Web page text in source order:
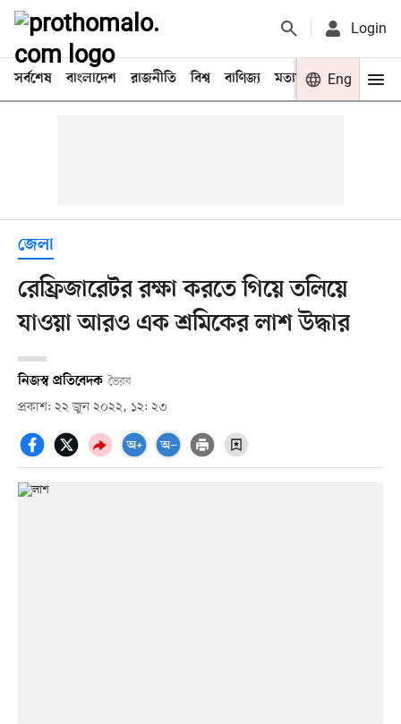
Login
সর্বশেষ বাংলাদেশ রাজনীতি বিশ্ব বাণিজ্য মতামত খেলা
Eng
জেলা
রেফ্রিজারেটর রক্ষা করতে গিয়ে তলিয়ে
যাওয়া আরও এক শ্রমিকের লাশ উদ্ধার
নিজস্ব প্রতিবেদক ভৈরব
প্রকাশ: ২২ জুন ২০২২, ১২: ২৩